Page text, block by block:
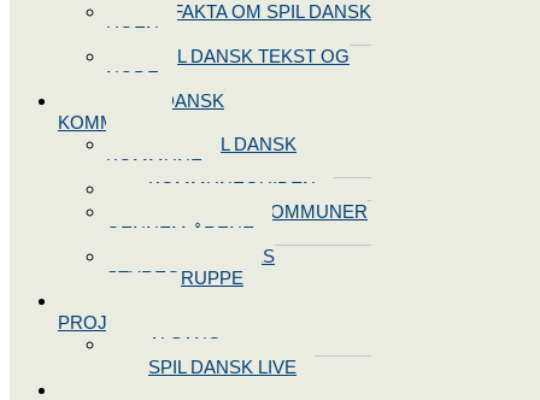
10 FAKTA OM SPIL DANSK
UGEN
SPIL DANSK TEKST OG
NODE
BLIV SPIL DANSK
KOMMUNE
BLIV SPIL DANSK
KOMMUNE
KOMMUNEGUIDEN
SPIL DANSK KOMMUNER
GENNEM ÅRENE
OPRET JERES
STYREGRUPPE
PROJEKTER
ALSANG
SPIL DANSK LIVE